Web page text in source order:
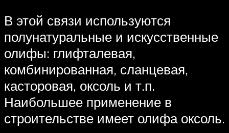
В этой связи используются
полунатуральные и искусственные
олифы: глифталевая,
комбинированная, сланцевая,
касторовая, оксоль и т.п.
Наибольшее применение в
строительстве имеет олифа оксоль.